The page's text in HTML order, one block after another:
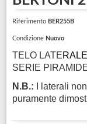
Riferimento BER255B
Condizione Nuovo
TELO LATE
SERIE
N.B.: I laterali
puramente